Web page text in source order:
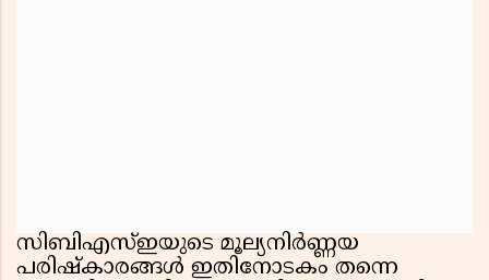
സിബിഎസ്ഇയുടെ മൂല്യനിർണ്ണയ
പരിഷ്കാരങ്ങൾ ഇതിനോടകം തന്നെ